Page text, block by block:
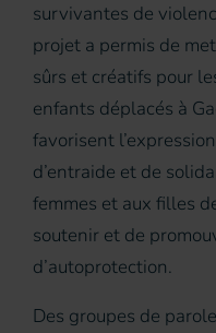
survivantes de
projet a permis de
sûrs et créatifs pour
enfants déplacés à
favorisent
d’entraide et de
femmes et aux filles
soutenir et de
d’autoprotection.
Des groupes de